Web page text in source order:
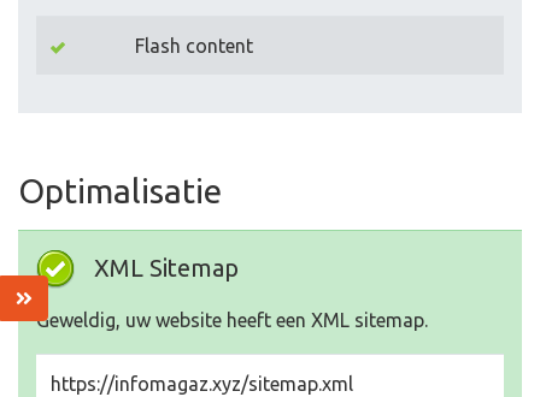
Flash content
Optimalisatie
XML Sitemap
Geweldig, uw website heeft een XML sitemap.
https://infomagaz.xyz/sitemap.xml